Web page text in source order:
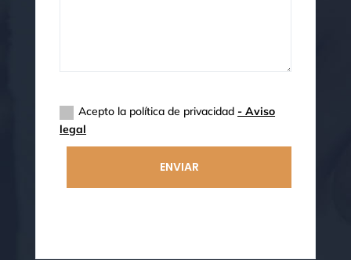
Acepto la política de privacidad - Aviso
legal
ENVIAR